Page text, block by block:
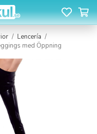
/ Lencería /
med Öppning